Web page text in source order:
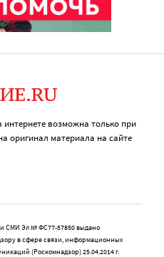
интернете возможна только при
оригинал материала на сайте
СМИ Эл № ФС77-57850 выдано
в сфере связи, информационных
(Роскомнадзор) 25.04.2014 г.